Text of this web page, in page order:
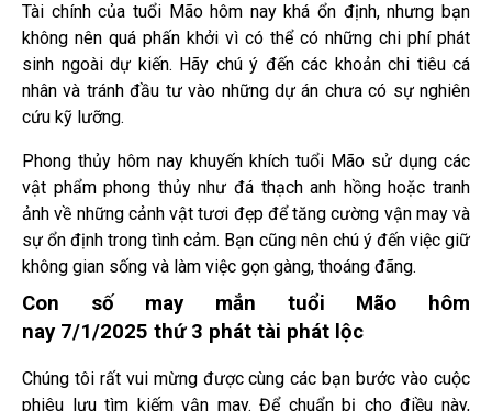
Tài chính của tuổi Mão hôm nay khá ổn định, nhưng bạn
không nên quá phấn khởi vì có thể có những chi phí phát
sinh ngoài dự kiến. Hãy chú ý đến các khoản chi tiêu cá
nhân và tránh đầu tư vào những dự án chưa có sự nghiên
cứu kỹ lưỡng.
Phong thủy hôm nay khuyến khích tuổi Mão sử dụng các
vật phẩm phong thủy như đá thạch anh hồng hoặc tranh
ảnh về những cảnh vật tươi đẹp để tăng cường vận may và
sự ổn định trong tình cảm. Bạn cũng nên chú ý đến việc giữ
không gian sống và làm việc gọn gàng, thoáng đãng.
Con số may mắn tuổi Mão hôm
nay 7/1/2025 thứ 3 phát tài phát lộc
Chúng tôi rất vui mừng được cùng các bạn bước vào cuộc
phiêu lưu tìm kiếm vận may. Để chuẩn bị cho điều này,